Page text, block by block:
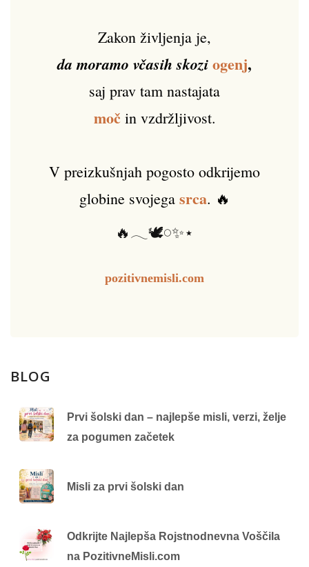
Zakon življenja je,
da moramo včasih skoziogenj,
saj prav tam nastajata
močin vzdržljivost.
V preizkušnjah pogosto odkrijemo
globine svojega srca. 🔥
🔥𓂃🕊️𓏸✨⋆
pozitivnemisli.com
BLOG
Prvi šolski dan – najlepše misli, verzi, želje
za pogumen začetek
Misli za prvi šolski dan
Odkrijte Najlepša Rojstnodnevna Voščila
na PozitivneMisli.com